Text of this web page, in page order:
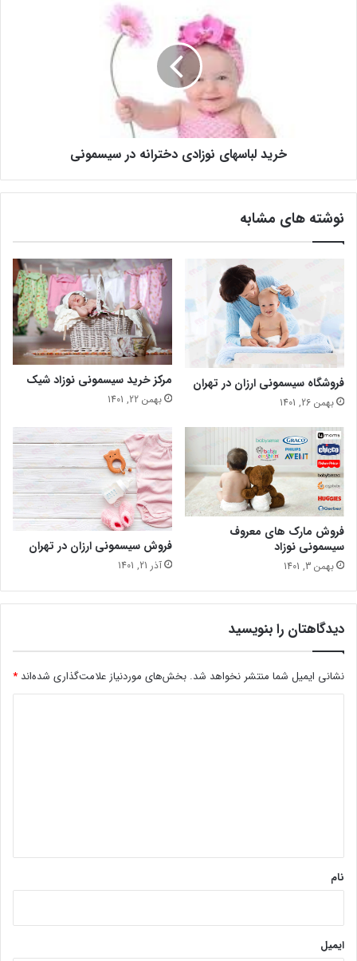
خرید لباسهای نوزادی دخترانه در سیسمونی
نوشته های مشابه
فروشگاه سیسمونی ارزان در تهران
بهمن 26, 1401
مرکز خرید سیسمونی نوزاد شیک
بهمن 22, 1401
فروش مارک های معروف
سیسمونی نوزاد
بهمن 3, 1401
فروش سیسمونی ارزان در تهران
آذر 21, 1401
دیدگاهتان را بنویسید
نشانی ایمیل شما منتشر نخواهد شد. بخش‌های موردنیاز علامت‌گذاری شده‌اند *
نام
ایمیل